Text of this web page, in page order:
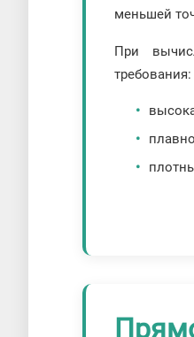
меньшей
При
требования: